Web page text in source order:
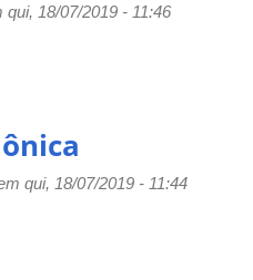
qui, 18/07/2019 - 11:46
qui, 18/07/2019 - 11:44